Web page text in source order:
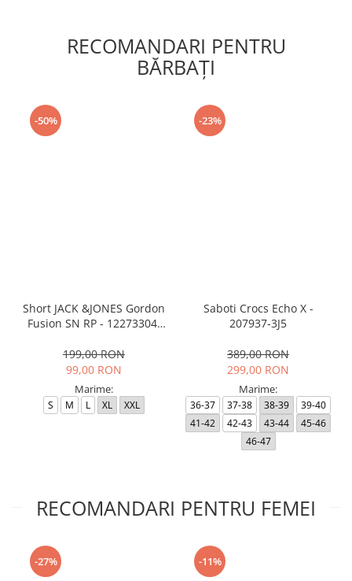
RECOMANDARI PENTRU
BĂRBAŢI
-50%
Short JACK &JONES Gordon
Fusion SN RP - 12273304-
199,00 RON
99,00 RON
Marime:
S M L XL XXL
-23%
Saboti Crocs Echo X -
207937-3J5
389,00 RON
299,00 RON
Marime:
36-37 37-38 38-39
39-40
41-42
42-43 43-44
45-46
46-47
RECOMANDARI PENTRU FEMEI
-27% -11%